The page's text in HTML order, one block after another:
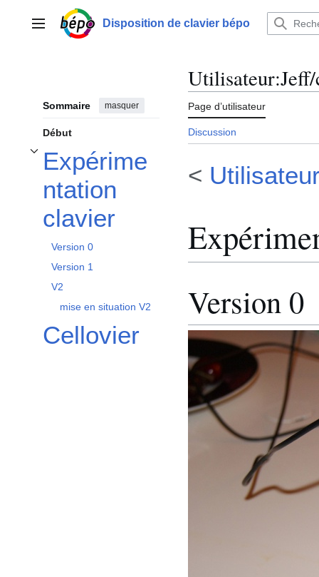
contenuMenu principalDisposition de clavier bépo
Sommaire masquer
Début
Expérime
ntation
clavier
Afficher / masquer la sous-section Expérimentation clavier
Version 0
Version 1
V2
mise en situation V2
Cellovier
Utilisateur:
Page d’utilisateur
Discussion
<
Version 0